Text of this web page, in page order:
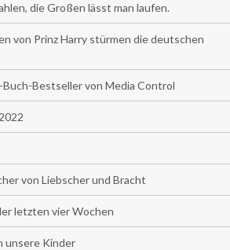
die Großen lässt man laufen.
von Prinz Harry stürmen die deutschen
Bestseller von Media Control
von Liebscher und Bracht
letzten vier Wochen
unsere Kinder